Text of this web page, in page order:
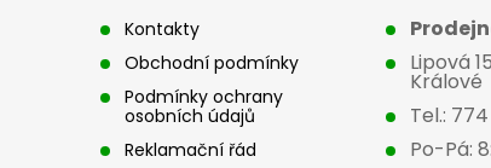
Kontakty
Obchodní podmínky
Podmínky ochrany
osobních údajů
Reklamační řád
Lipová
Králové
Tel.:
Po-Pá: